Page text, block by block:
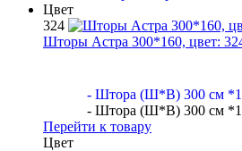
Цвет
324
Шторы Астра 300*160, цвет:
- Штора (Ш*В) 300 см
- Штора (Ш*В) 300 см
Перейти к товару
Цвет